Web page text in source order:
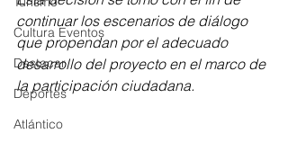
Cultura Eventos
Destacar
Deportes
Atlántico
continuar los escenarios de diálogo
que propendan por el adecuado
desarrollo del proyecto en el marco de
la participación ciudadana.